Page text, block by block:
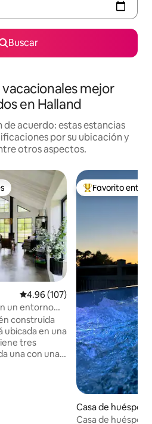
Buscar
mejor
en Halland
de acuerdo: estas estancias
por su ubicación y
otros aspectos.
Calificación promedio: 4.96 de
4.96 (107)
un entorno
construida
tres
una con una
De los mejores
Favorito entre
Casa de
g
Casa de